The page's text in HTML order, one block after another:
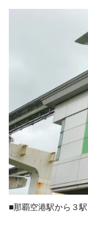
■那覇空港駅から３